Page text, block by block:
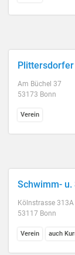
Plittersdorfer
Am Büchel 37
53173 Bonn
Verein
Schwimm- u.
Kölnstrasse 313A
53117 Bonn
Verein auch